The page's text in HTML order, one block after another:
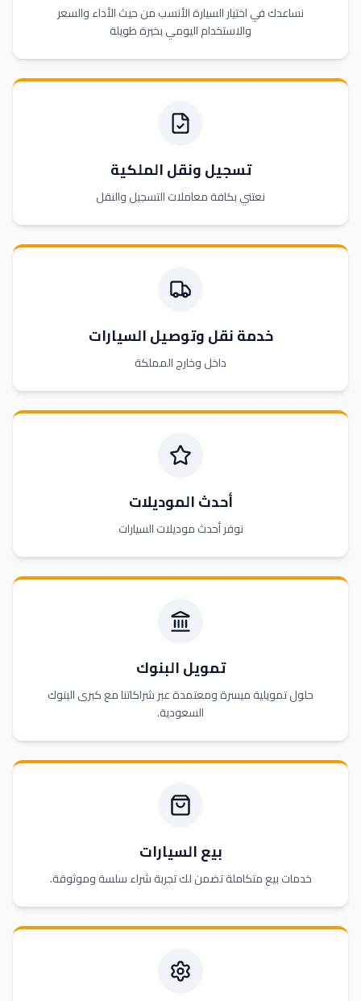
نساعدك في اختيار السيارة الأنسب من حيث الأداء والسعر
والاستخدام اليومي بخبرة طويلة
تسجيل ونقل الملكية
نعتني بكافة معاملات التسجيل والنقل
خدمة نقل وتوصيل السيارات
داخل وخارج المملكة
أحدث الموديلات
نوفر أحدث موديلات السيارات
تمويل البنوك
حلول تمويلية ميسرة ومعتمدة عبر شراكاتنا مع كبرى البنوك
السعودية.
بيع السيارات
خدمات بيع متكاملة تضمن لك تجربة شراء سلسة وموثوقة.